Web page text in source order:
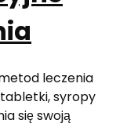
leczenia
syropy
się swoją